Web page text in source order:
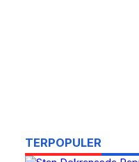
TERPOPULER